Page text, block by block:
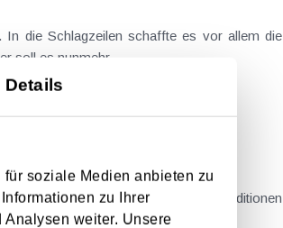
Details
soziale Medien anbieten zu
zu Ihrer
weiter. Unsere
In die Schlagzeilen schaffte es vor allem die
soll es nunmehr...
- sofern zu fremdüblichen Konditionen
Gesellschaft . Beispiele...